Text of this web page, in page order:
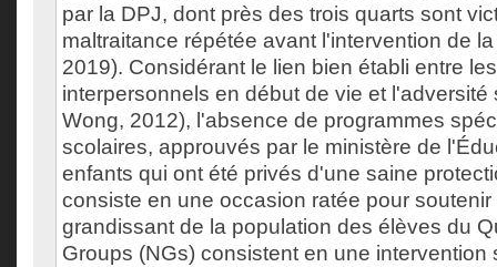
par la DPJ, dont près des trois quarts sont
maltraitance répétée avant l'intervention de
2019). Considérant le lien bien établi entre
interpersonnels en début de vie et l'adversité
Wong, 2012), l'absence de programmes
scolaires, approuvés par le ministère de
enfants qui ont été privés d'une saine
consiste en une occasion ratée pour
grandissant de la population des élèves du
Groups (NGs) consistent en une intervention